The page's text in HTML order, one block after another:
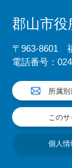
郡山市役
〒963-8601
電話番号：
所属
この
個人情